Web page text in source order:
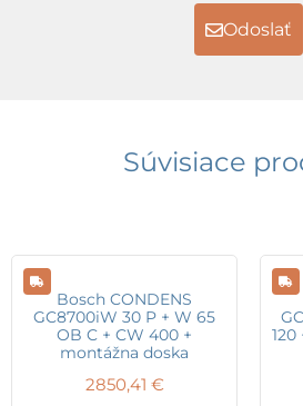
Odoslať
Súvisiace
Bosch CONDENS
GC8700iW 30 P + W 65
OB C + CW 400 +
montážna doska
2850,41 €